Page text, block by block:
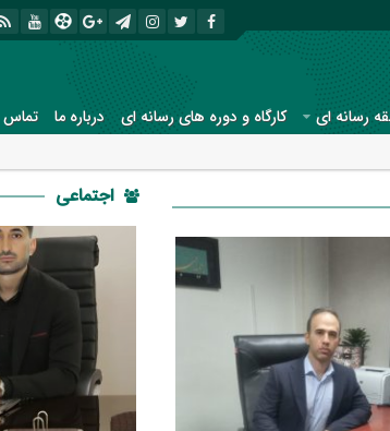
رسانه ای کارگاه و دوره های رسانه ای درباره ما تماس
اجتماعی